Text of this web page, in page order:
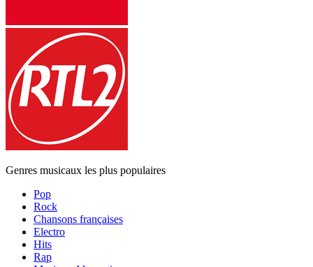
Genres musicaux les plus populaires
Pop
Rock
Chansons françaises
Electro
Hits
Rap